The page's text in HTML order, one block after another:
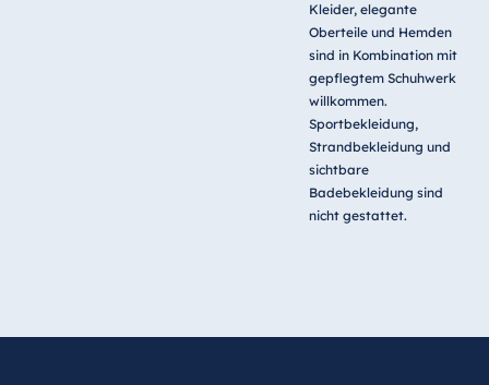
Kleider, elegante
Oberteile und Hemden
sind in Kombination mit
gepflegtem Schuhwerk
willkommen.
Sportbekleidung,
Strandbekleidung und
sichtbare
Badebekleidung sind
nicht gestattet.